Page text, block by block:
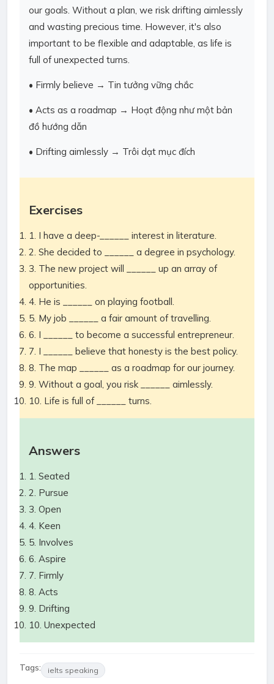
our goals. Without a plan, we risk drifting aimlessly
and wasting precious time. However, it's also
important to be flexible and adaptable, as life is
full of unexpected turns.
• Firmly believe → Tin tưởng vững chắc
• Acts as a roadmap → Hoạt động như một bản
đồ hướng dẫn
• Drifting aimlessly → Trôi dạt mục đích
Exercises
1. I have a deep-______ interest in literature.
2. She decided to ______ a degree in psychology.
3. The new project will ______ up an array of
opportunities.
4. He is ______ on playing football.
5. My job ______ a fair amount of travelling.
6. I ______ to become a successful entrepreneur.
7. I ______ believe that honesty is the best policy.
8. The map ______ as a roadmap for our journey.
9. Without a goal, you risk ______ aimlessly.
10. Life is full of ______ turns.
Answers
1. Seated
2. Pursue
3. Open
4. Keen
5. Involves
6. Aspire
7. Firmly
8. Acts
9. Drifting
10. Unexpected
Tags: ielts speaking